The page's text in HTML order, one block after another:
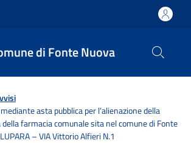
di Fonte Nuova
evidenza
asta pubblica per l’alienazione della
farmacia comunale sita nel comune di Fonte
– VIA Vittorio Alfieri N.1